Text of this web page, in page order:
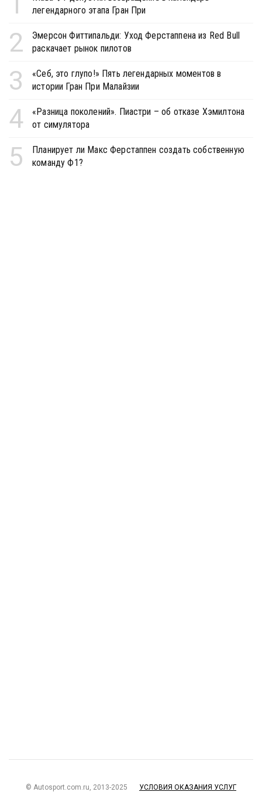
легендарного этапа Гран При
2
Эмерсон Фиттипальди: Уход Ферстаппена из Red Bull
раскачает рынок пилотов
3
«Себ, это глупо!» Пять легендарных моментов в
истории Гран При Малайзии
4
«Разница поколений». Пиастри – об отказе Хэмилтона
от симулятора
5
Планирует ли Макс Ферстаппен создать собственную
команду Ф1?
© Autosport.com.ru, 2013-2025 УСЛОВИЯ ОКАЗАНИЯ УСЛУГ